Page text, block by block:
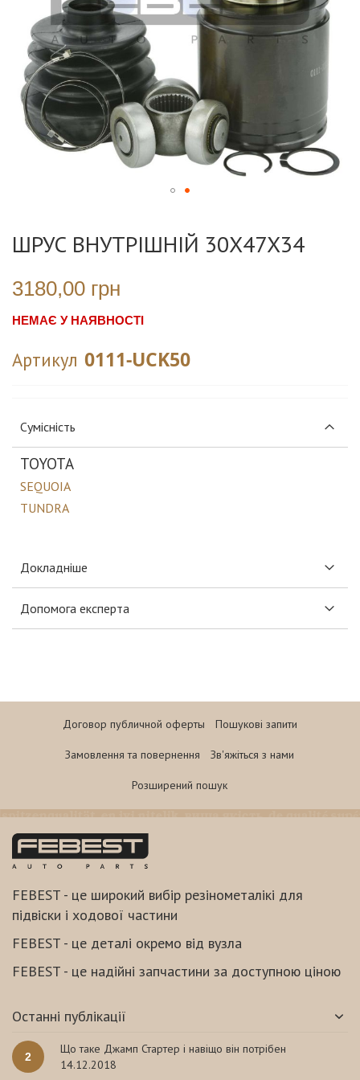
початку
зображень
ШРУС ВНУТРІШНІЙ 30X47X34
3180,00 грн
НЕМАЄ У НАЯВНОСТІ
Артикул 0111-UCK50
Сумісність
TOYOTA
SEQUOIA
TUNDRA
Докладніше
Допомога експерта
Договор публичной оферты Пошукові запити
Замовлення та повернення Зв'яжіться з нами
Розширений пошук
FEBEST - це широкий вибір резінометалікі для
підвіски і ходової частини
FEBEST - це деталі окремо від вузла
FEBEST - це надійні запчастини за доступною ціною
Останні публікації
2
Що таке Джамп Стартер і навіщо він потрібен
14.12.2018